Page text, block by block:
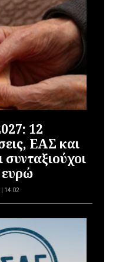
12
ΕΑΣ και
ευρώ
14:02